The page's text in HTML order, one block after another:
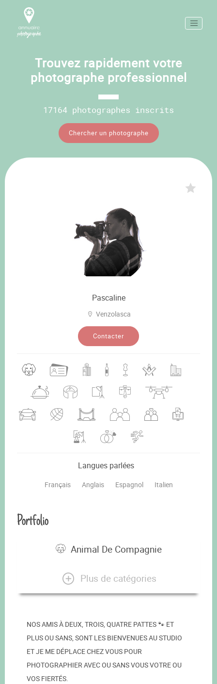
Trouvez rapidement votre
photographe professionnel
17164 photographes inscrits
Chercher un photographe
Pascaline
Venzolasca
Contacter
Langues parlées
Français Anglais Espagnol Italien
Portfolio
Animal De Compagnie
Plus de catégories
NOS AMIS À DEUX, TROIS, QUATRE PATTES 🐾 ET
PLUS OU SANS, SONT LES BIENVENUES AU STUDIO
ET JE ME DÉPLACE CHEZ VOUS POUR
PHOTOGRAPHIER AVEC OU SANS VOUS VOTRE OU
VOS FIERTÉS.